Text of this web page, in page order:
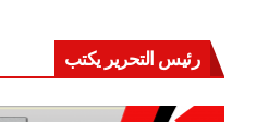
رئيس التحرير يكتب